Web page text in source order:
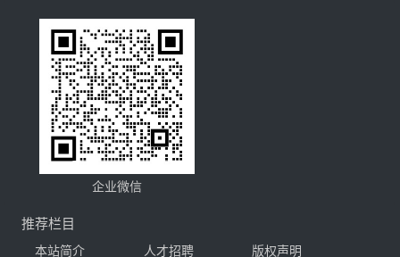
企业微信
推荐栏目
本站简介 人才招聘 版权声明